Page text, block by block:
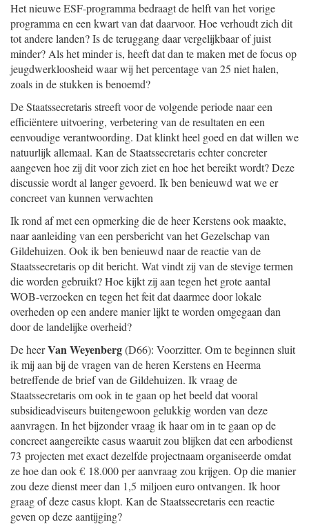
Het nieuwe ESF-programma bedraagt de helft van het vorige
programma en een kwart van dat daarvoor. Hoe verhoudt zich dit
tot andere landen? Is de teruggang daar vergelijkbaar of juist
minder? Als het minder is, heeft dat dan te maken met de focus op
jeugdwerkloosheid waar wij het percentage van 25 niet halen,
zoals in de stukken is benoemd?
De Staatssecretaris streeft voor de volgende periode naar een
efficiëntere uitvoering, verbetering van de resultaten en een
eenvoudige verantwoording. Dat klinkt heel goed en dat willen we
natuurlijk allemaal. Kan de Staatssecretaris echter concreter
aangeven hoe zij dit voor zich ziet en hoe het bereikt wordt? Deze
discussie wordt al langer gevoerd. Ik ben benieuwd wat we er
concreet van kunnen verwachten
Ik rond af met een opmerking die de heer Kerstens ook maakte,
naar aanleiding van een persbericht van het Gezelschap van
Gildehuizen. Ook ik ben benieuwd naar de reactie van de
Staatssecretaris op dit bericht. Wat vindt zij van de stevige termen
die worden gebruikt? Hoe kijkt zij aan tegen het grote aantal
WOB-verzoeken en tegen het feit dat daarmee door lokale
overheden op een andere manier lijkt te worden omgegaan dan
door de landelijke overheid?
De heerVan Weyenberg(D66): Voorzitter. Om te beginnen sluit
ik mij aan bij de vragen van de heren Kerstens en Heerma
betreffende de brief van de Gildehuizen. Ik vraag de
Staatssecretaris om ook in te gaan op het beeld dat vooral
subsidieadviseurs buitengewoon gelukkig worden van deze
aanvragen. In het bijzonder vraag ik haar om in te gaan op de
concreet aangereikte casus waaruit zou blijken dat een arbodienst
73 projecten met exact dezelfde projectnaam organiseerde omdat
ze hoe dan ook € 18.000 per aanvraag zou krijgen. Op die manier
zou deze dienst meer dan 1,5 miljoen euro ontvangen. Ik hoor
graag of deze casus klopt. Kan de Staatssecretaris een reactie
geven op deze aantijging?